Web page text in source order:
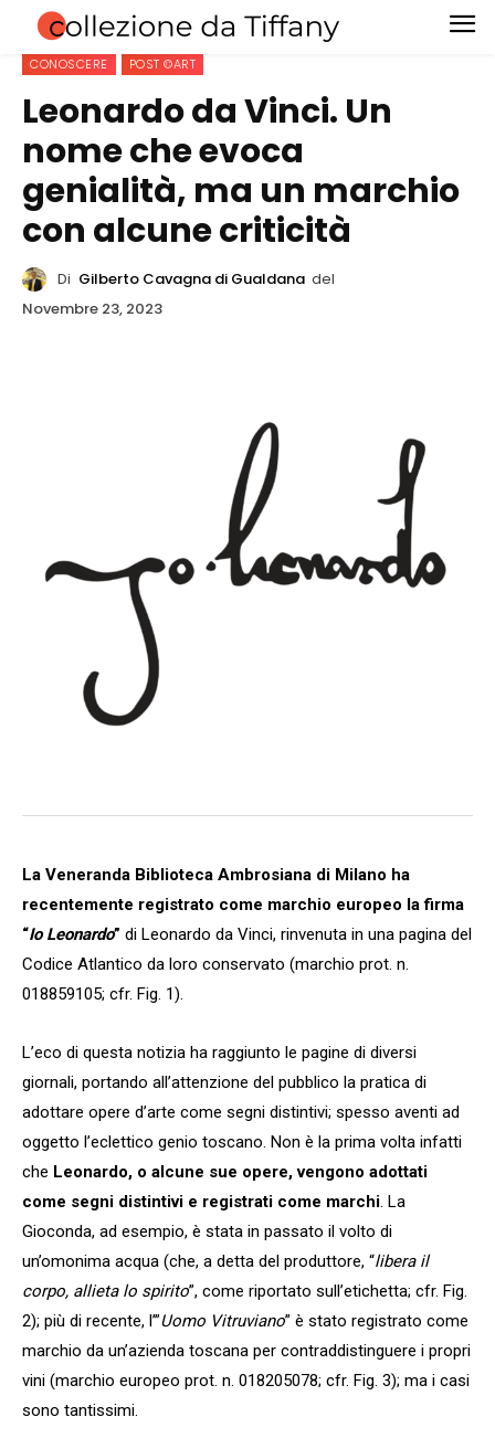
CONOSCERE POST ©ART
Leonardo da Vinci. Un
nome che evoca
genialità, ma un marchio
con alcune criticità
Di Gilberto Cavagna di Gualdana del
Novembre 23, 2023
La Veneranda Biblioteca Ambrosiana di Milano ha
recentemente registrato come marchio europeo la firma
“Io Leonardo” di Leonardo da Vinci, rinvenuta in una pagina del
Codice Atlantico da loro conservato (marchio prot. n.
018859105; cfr. Fig. 1).
L’eco di questa notizia ha raggiunto le pagine di diversi
giornali, portando all’attenzione del pubblico la pratica di
adottare opere d’arte come segni distintivi; spesso aventi ad
oggetto l’eclettico genio toscano. Non è la prima volta infatti
che Leonardo, o alcune sue opere, vengono adottati
come segni distintivi e registrati come marchi. La
Gioconda, ad esempio, è stata in passato il volto di
un’omonima acqua (che, a detta del produttore, “libera il
corpo, allieta lo spirito”, come riportato sull’etichetta; cfr. Fig.
2); più di recente, l’”Uomo Vitruviano” è stato registrato come
marchio da un’azienda toscana per contraddistinguere i propri
vini (marchio europeo prot. n. 018205078; cfr. Fig. 3); ma i casi
sono tantissimi.